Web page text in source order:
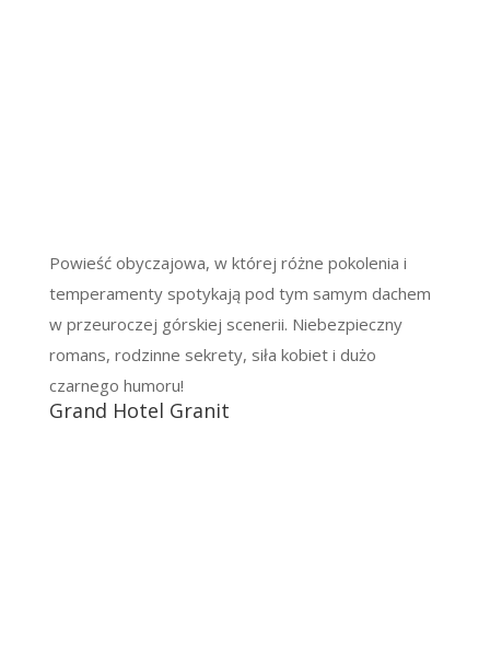
Powieść obyczajowa, w której różne pokolenia i
temperamenty spotykają pod tym samym dachem
w przeuroczej górskiej scenerii. Niebezpieczny
romans, rodzinne sekrety, siła kobiet i dużo
czarnego humoru!
Grand Hotel Granit